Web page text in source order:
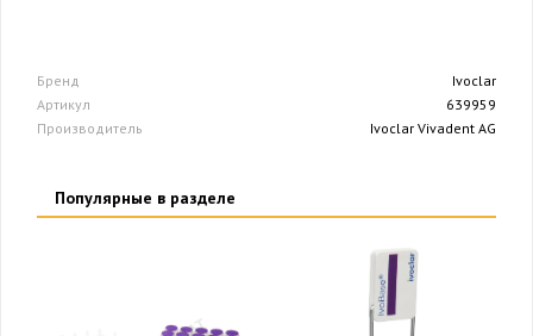
Бренд
Ivoclar
Артикул
639959
Производитель
Ivoclar Vivadent AG
Популярные в разделе